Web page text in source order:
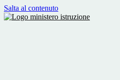
Salta al contenuto